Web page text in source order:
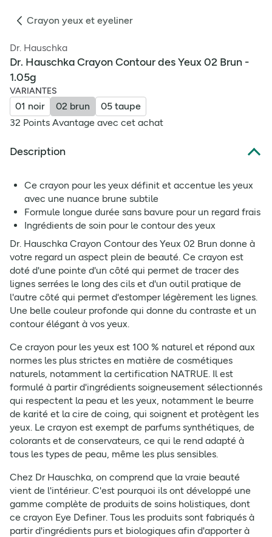
Crayon yeux et eyeliner
Dr. Hauschka
Dr. Hauschka Crayon Contour des Yeux 02 Brun -
1.05g
VARIANTES
01 noir 02 brun
05 taupe
32 Points Avantage avec cet achat
Description
Ce crayon pour les yeux définit et accentue les yeux
avec une nuance brune subtile
Formule longue durée sans bavure pour un regard frais
Ingrédients de soin pour le contour des yeux
Dr. Hauschka Crayon Contour des Yeux 02 Brun donne à
votre regard un aspect plein de beauté. Ce crayon est
doté d'une pointe d'un côté qui permet de tracer des
lignes serrées le long des cils et d'un outil pratique de
l'autre côté qui permet d'estomper légèrement les lignes.
Une belle couleur profonde qui donne du contraste et un
contour élégant à vos yeux.
Ce crayon pour les yeux est 100 % naturel et répond aux
normes les plus strictes en matière de cosmétiques
naturels, notamment la certification NATRUE. Il est
formulé à partir d'ingrédients soigneusement sélectionnés
qui respectent la peau et les yeux, notamment le beurre
de karité et la cire de coing, qui soignent et protègent les
yeux. Le crayon est exempt de parfums synthétiques, de
colorants et de conservateurs, ce qui le rend adapté à
tous les types de peau, même les plus sensibles.
Chez Dr Hauschka, on comprend que la vraie beauté
vient de l'intérieur. C'est pourquoi ils ont développé une
gamme complète de produits de soins holistiques, dont
ce crayon Eye Definer. Tous les produits sont fabriqués à
partir d'ingrédients purs et biologiques afin d'apporter à